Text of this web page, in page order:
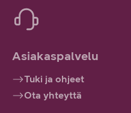
Asiakaspalvelu
Tuki ja ohjeet
Ota yhteyttä